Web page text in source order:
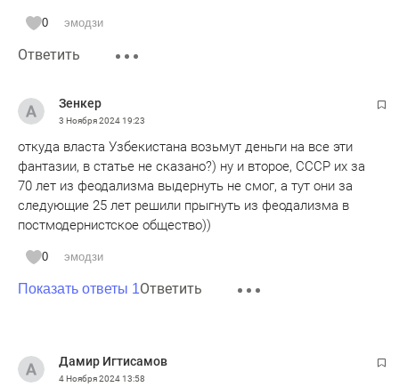
0 эмодзи
Ответить
Зенкер
3 Ноября 202419:23
откуда власта Узбекистана возьмут деньги на все эти
фантазии, в статье не сказано?) ну и второе, СССР их за
70 лет из феодализма выдернуть не смог, а тут они за
следующие 25 лет решили прыгнуть из феодализма в
постмодернистское общество))
0 эмодзи
Показать ответы 1Ответить
Дамир Игтисамов
4 Ноября 202413:58